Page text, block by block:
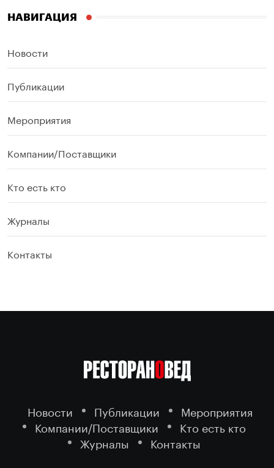
НАВИГАЦИЯ
Новости
Публикации
Мероприятия
Компании/Поставщики
Кто есть кто
Журналы
Контакты
Новости Публикации
Мероприятия
Компании/Поставщики
Кто есть кто
Журналы
Контакты